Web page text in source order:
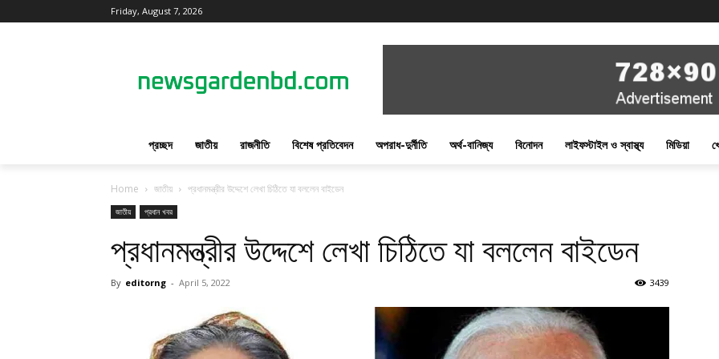
Friday, August 7, 2026
প্রচ্ছদ জাতীয় রাজনীতি বিশেষ প্রতিবেদন অপরাধ-দুর্নীতি অর্থ-বানিজ্য বিনোদন লাইফস্টাইল ও স্বাস্থ্য মিডিয়া
Home জাতীয় প্রধানমন্ত্রীর উদ্দেশে লেখা চিঠিতে যা বললেন বাইডেন
জাতীয় প্রধান খবর
প্রধানমন্ত্রীর উদ্দেশে লেখা চিঠিতে যা বললেন বাইডেন
By editorng - April 5, 2022 3439